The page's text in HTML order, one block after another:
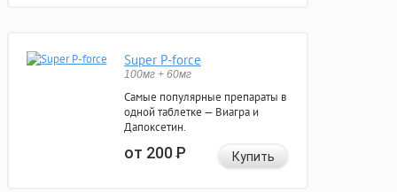
Super P-force
100мг + 60мг
Самые популярные препараты в
одной таблетке — Виагра и
Дапоксетин.
от 200Р Купить